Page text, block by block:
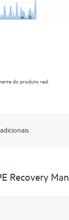
do produto real
Recovery